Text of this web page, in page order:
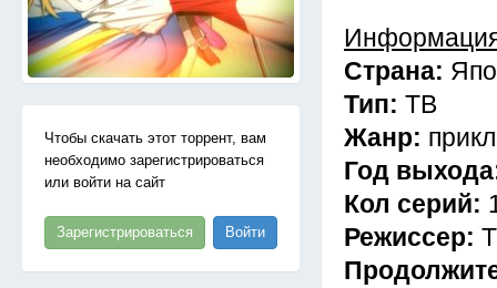
Чтобы скачать этот торрент, вам
необходимо зарегистрироваться
или войти на сайт
Зарегистрироваться Войти
Страна:
Тип: ТВ
Жанр:
Год
Кол серий:
Режиссер: